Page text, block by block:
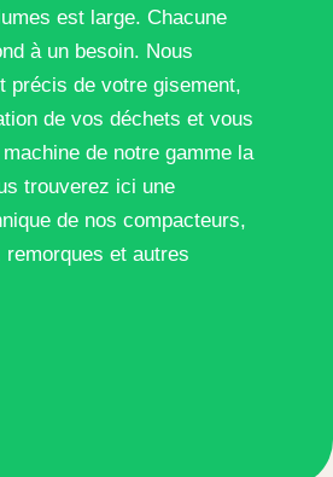
est large. Chacune
à un besoin. Nous
précis de votre gisement,
de vos déchets et vous
de notre gamme la
trouverez ici une
de nos compacteurs,
et autres